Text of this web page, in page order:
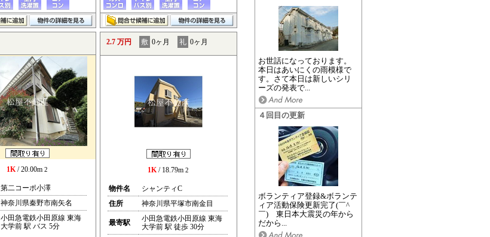
お世話になっております。
本日はあいにくの雨模様で
す。さて本日は新しいシリ
ーズの発表で...
４回目の更新
ボランティア登録&ボランテ
ィア活動保険更新完了(￣^
￣)ゞ東日本大震災の年から
だから...
1K/ 20.00m 2
第二コーポ小澤
神奈川県秦野市南矢名
小田急電鉄小田原線 東海
大学前 駅 バス 5分
2.7 万円 敷 0ヶ月 礼 0ヶ月
1K/ 18.79m 2
物件名
シャンティC
住所
神奈川県平塚市南金目
最寄駅
小田急電鉄小田原線 東海
大学前 駅 徒歩 30分